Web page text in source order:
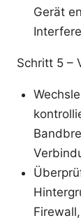
Gerät
Schritt 5 –